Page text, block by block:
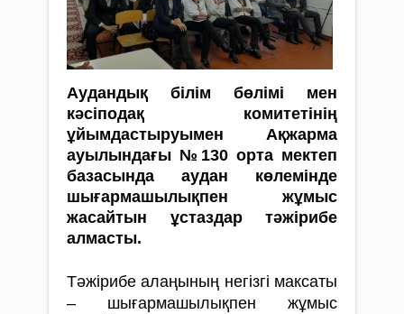
Аудандық білім бөлімі мен
кәсіподақ комитетінің
ұйымдастыруымен Ақжарма
ауылындағы №130 орта мектеп
базасында аудан көлемінде
шығармашылықпен жұмыс
жасайтын ұстаздар тәжірибе
алмасты.
Тәжірибе алаңының негізгі максаты
– шығармашылықпен жұмыс